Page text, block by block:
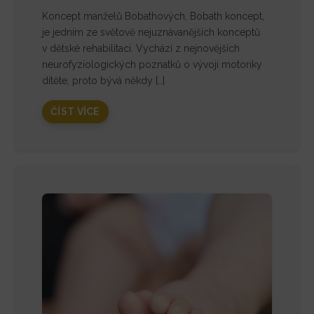
Koncept manželů Bobathových, Bobath koncept,
je jedním ze světově nejuznávanějších konceptů
v dětské rehabilitaci. Vychází z nejnovějších
neurofyziologických poznatků o vývoji motoriky
dítěte, proto bývá někdy […]
ČÍST VÍCE